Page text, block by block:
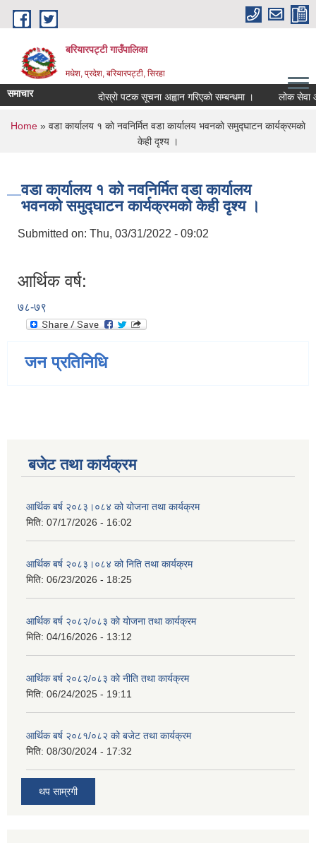
Skip to main content
बरियारपट्टी गाउँपालिका
मधेश, प्रदेश, बरियारपट्टी, सिरहा
समाचार दाेस्राे पटक सूचना अह्वान गरिएकाे सम्बन्धमा । लोक सेवा
You are here
Home » वडा कार्यालय १ काे नवनिर्मित वडा कार्यालय भवनकाे समुद्घाटन कार्यक्रमकाे
केही दृश्य ।
वडा कार्यालय १ काे नवनिर्मित वडा कार्यालय
भवनकाे समुद्घाटन कार्यक्रमकाे केही दृश्य ।
Submitted on: Thu, 03/31/2022 - 09:02
आर्थिक वर्ष:
७८-७९
जन प्रतिनिधि
बजेट तथा कार्यक्रम
आर्थिक बर्ष २०८३।०८४ को योजना तथा कार्यक्रम
मिति: 07/17/2026 - 16:02
आर्थिक बर्ष २०८३।०८४ को निति तथा कार्यक्रम
मिति: 06/23/2026 - 18:25
आर्थिक बर्ष २०८२/०८३ काे याेजना तथा कार्यक्रम
मिति: 04/16/2026 - 13:12
आर्थिक बर्ष २०८२/०८३ काे नीति तथा कार्यक्रम
मिति: 06/24/2025 - 19:11
आर्थिक बर्ष २०८१/०८२ को बजेट तथा कार्यक्रम
मिति: 08/30/2024 - 17:32
थप साम्रगी